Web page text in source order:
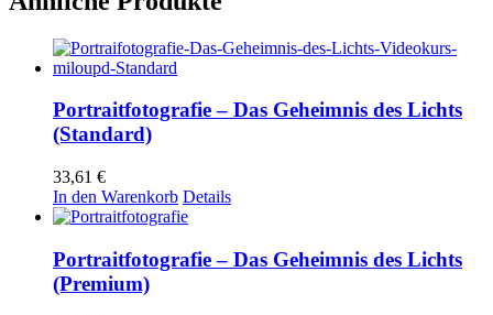
Portraitfotografie – Das Geheimnis des Lichts
(Standard)
33,61 €
In den Warenkorb Details
Portraitfotografie – Das Geheimnis des Lichts
(Premium)